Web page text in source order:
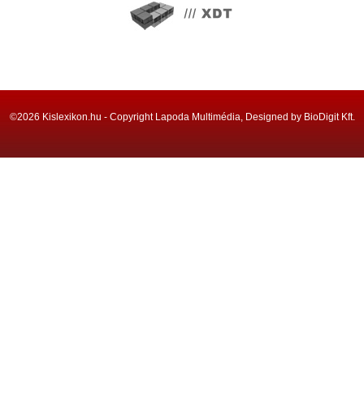
©2026 Kislexikon.hu - Copyright Lapoda Multimédia, Designed by BioDigit Kft.